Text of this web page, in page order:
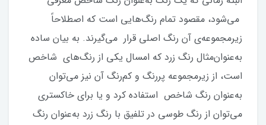
می‌شود، مقصود تمام رنگ‌هایی است که اصطلاحاً
زیرمجموعه‌ی آن رنگ اصلی قرار می‌گیرند. به بیان ساده
به‌عنوان‌مثال رنگ زرد که امسال یکی از رنگ‌های شاخص
است، از زیرمجموعه پررنگ و کم‌رنگ آن نیز می‌توان
به‌عنوان رنگ شاخص استفاده کرد و یا برای خاکستری
می‌توان از رنگ طوسی در تلفیق با رنگ زرد به‌عنوان رنگ